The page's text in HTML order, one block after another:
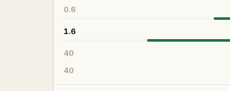
0.6
1.6
40
40